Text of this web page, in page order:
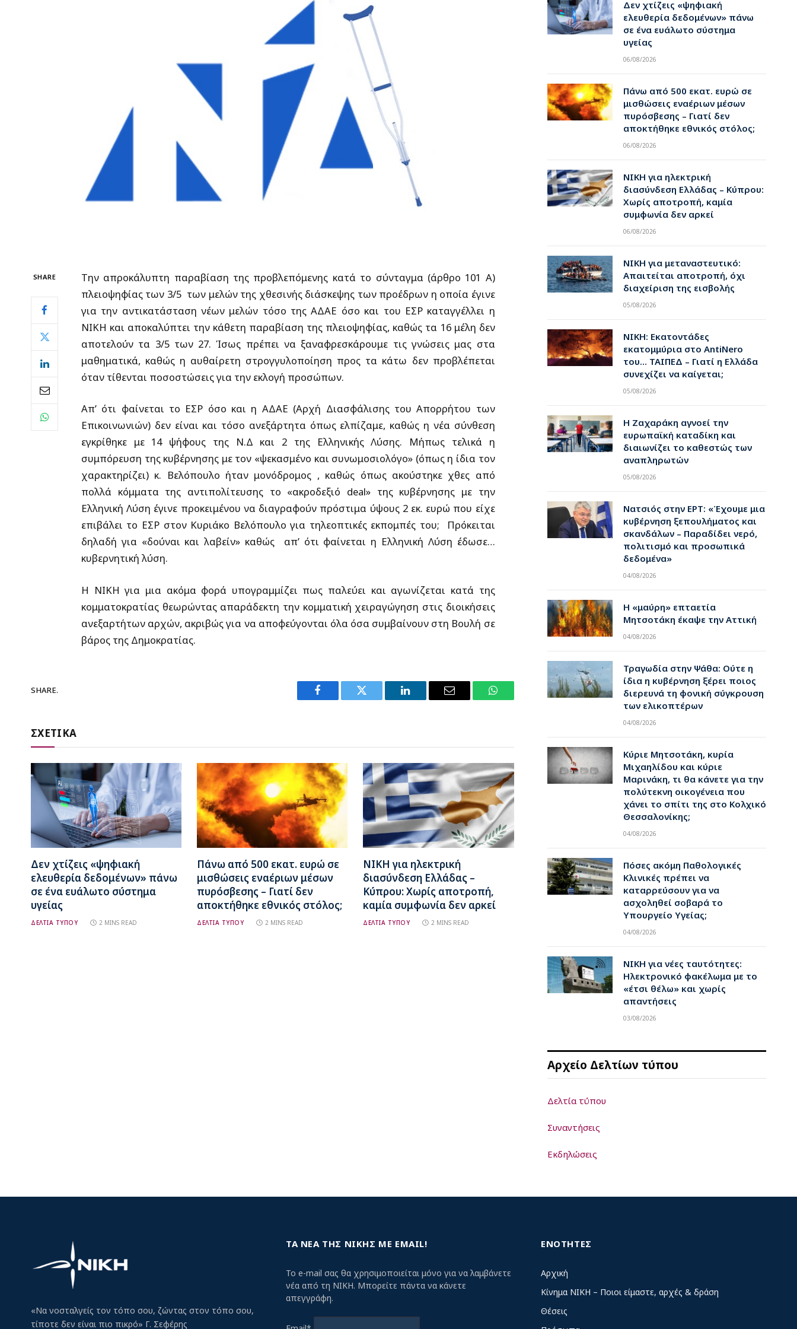
SHARE
Την απροκάλυπτη παραβίαση της προβλεπόμενης κατά το σύνταγμα (άρθρο 101 Α)
πλειοψηφίας των 3/5 των μελών της χθεσινής διάσκεψης των προέδρων η οποία έγινε
για την αντικατάσταση νέων μελών τόσο της ΑΔΑΕ όσο και του ΕΣΡ καταγγέλλει η
ΝΙΚΗ και αποκαλύπτει την κάθετη παραβίαση της πλειοψηφίας, καθώς τα 16 μέλη δεν
αποτελούν τα 3/5 των 27. Ίσως πρέπει να ξαναφρεσκάρουμε τις γνώσεις μας στα
μαθηματικά, καθώς η αυθαίρετη στρογγυλοποίηση προς τα κάτω δεν προβλέπεται
όταν τίθενται ποσοστώσεις για την εκλογή προσώπων.
Απ’ ότι φαίνεται το ΕΣΡ όσο και η ΑΔΑΕ (Αρχή Διασφάλισης του Απορρήτου των
Επικοινωνιών) δεν είναι και τόσο ανεξάρτητα όπως ελπίζαμε, καθώς η νέα σύνθεση
εγκρίθηκε με 14 ψήφους της Ν.Δ και 2 της Ελληνικής Λύσης. Μήπως τελικά η
συμπόρευση της κυβέρνησης με τον «ψεκασμένο και συνωμοσιολόγο» (όπως η ίδια τον
χαρακτηρίζει) κ. Βελόπουλο ήταν μονόδρομος , καθώς όπως ακούστηκε χθες από
πολλά κόμματα της αντιπολίτευσης το «ακροδεξιό deal» της κυβέρνησης με την
Ελληνική Λύση έγινε προκειμένου να διαγραφούν πρόστιμα ύψους 2 εκ. ευρώ που είχε
επιβάλει το ΕΣΡ στον Κυριάκο Βελόπουλο για τηλεοπτικές εκπομπές του; Πρόκειται
δηλαδή για «δούναι και λαβείν» καθώς απ’ ότι φαίνεται η Ελληνική Λύση έδωσε…
κυβερνητική λύση.
Η ΝΙΚΗ για μια ακόμα φορά υπογραμμίζει πως παλεύει και αγωνίζεται κατά της
κομματοκρατίας θεωρώντας απαράδεκτη την κομματική χειραγώγηση στις διοικήσεις
ανεξαρτήτων αρχών, ακριβώς για να αποφεύγονται όλα όσα συμβαίνουν στη Βουλή σε
βάρος της Δημοκρατίας.
SHARE.
Facebook Twitter LinkedIn Email WhatsApp
ΣΧΕΤΙΚΑ
Δεν χτίζεις «ψηφιακή
ελευθερία δεδομένων» πάνω
σε ένα ευάλωτο σύστημα
υγείας
ΔΕΛΤΙΑ ΤΥΠΟΥ 2 MINS READ
Πάνω από 500 εκατ. ευρώ σε
μισθώσεις εναέριων μέσων
πυρόσβεσης – Γιατί δεν
αποκτήθηκε εθνικός στόλος;
ΔΕΛΤΙΑ ΤΥΠΟΥ 2 MINS READ
ΝΙΚΗ για ηλεκτρική
διασύνδεση Ελλάδας –
Κύπρου: Χωρίς αποτροπή,
καμία συμφωνία δεν αρκεί
ΔΕΛΤΙΑ ΤΥΠΟΥ 2 MINS READ
Δεν χτίζεις «ψηφιακή
ελευθερία δεδομένων» πάνω
σε ένα ευάλωτο σύστημα
υγείας
06/08/2026
Πάνω από 500 εκατ. ευρώ σε
μισθώσεις εναέριων μέσων
πυρόσβεσης – Γιατί δεν
αποκτήθηκε εθνικός στόλος;
06/08/2026
ΝΙΚΗ για ηλεκτρική
διασύνδεση Ελλάδας – Κύπρου:
Χωρίς αποτροπή, καμία
συμφωνία δεν αρκεί
06/08/2026
ΝΙΚΗ για μεταναστευτικό:
Απαιτείται αποτροπή, όχι
διαχείριση της εισβολής
05/08/2026
ΝΙΚΗ: Εκατοντάδες
εκατομμύρια στο AntiNero
του… ΤΑΙΠΕΔ – Γιατί η Ελλάδα
συνεχίζει να καίγεται;
05/08/2026
Η Ζαχαράκη αγνοεί την
ευρωπαϊκή καταδίκη και
διαιωνίζει το καθεστώς των
αναπληρωτών
05/08/2026
Νατσιός στην ΕΡΤ: «Έχουμε μια
κυβέρνηση ξεπουλήματος και
σκανδάλων – Παραδίδει νερό,
πολιτισμό και προσωπικά
δεδομένα»
04/08/2026
Η «μαύρη» επταετία
Μητσοτάκη έκαψε την Αττική
04/08/2026
Τραγωδία στην Ψάθα: Ούτε η
ίδια η κυβέρνηση ξέρει ποιος
διερευνά τη φονική σύγκρουση
των ελικοπτέρων
04/08/2026
Κύριε Μητσοτάκη, κυρία
Μιχαηλίδου και κύριε
Μαρινάκη, τι θα κάνετε για την
πολύτεκνη οικογένεια που
χάνει το σπίτι της στο Κολχικό
Θεσσαλονίκης;
04/08/2026
Πόσες ακόμη Παθολογικές
Κλινικές πρέπει να
καταρρεύσουν για να
ασχοληθεί σοβαρά το
Υπουργείο Υγείας;
04/08/2026
ΝΙΚΗ για νέες ταυτότητες:
Ηλεκτρονικό φακέλωμα με το
«έτσι θέλω» και χωρίς
απαντήσεις
03/08/2026
Αρχείο Δελτίων τύπου
Δελτία τύπου
Συναντήσεις
Εκδηλώσεις
«Να νοσταλγείς τον τόπο σου, ζώντας στον τόπο σου,
τίποτε δεν είναι πιο πικρό» Γ. Σεφέρης
ΤΑ ΝΕΑ ΤΗΣ ΝΙΚΗΣ ΜΕ EMAIL!
Το e-mail σας θα χρησιμοποιείται μόνο για να λαμβάνετε
νέα από τη ΝΙΚΗ. Μπορείτε πάντα να κάνετε
απεγγράφη.
ΕΝΟΤΗΤΕΣ
Αρχική
Κίνημα ΝΙΚΗ – Ποιοι είμαστε, αρχές & δράση
Θέσεις